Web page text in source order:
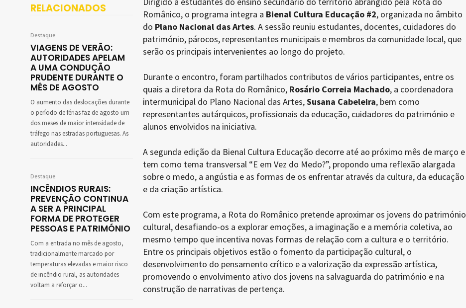
RELACIONADOS
Destaque
VIAGENS DE VERÃO:
AUTORIDADES APELAM
A UMA CONDUÇÃO
PRUDENTE DURANTE O
MÊS DE AGOSTO
O aumento das deslocações durante
o período de férias faz de agosto um
dos meses de maior intensidade de
tráfego nas estradas portuguesas. As
autoridades...
Destaque
INCÊNDIOS RURAIS:
PREVENÇÃO CONTINUA
A SER A PRINCIPAL
FORMA DE PROTEGER
PESSOAS E PATRIMÓNIO
Com a entrada no mês de agosto,
tradicionalmente marcado por
temperaturas elevadas e maior risco
de incêndio rural, as autoridades
voltam a reforçar o...
Românico, o programa integra a Bienal Cultura Educação #2, organizada no âmbito
do Plano Nacional das Artes. A sessão reuniu estudantes, docentes, cuidadores do
património, párocos, representantes municipais e membros da comunidade local, que
serão os principais intervenientes ao longo do projeto.
Durante o encontro, foram partilhados contributos de vários participantes, entre os
quais a diretora da Rota do Românico, Rosário Correia Machado, a coordenadora
intermunicipal do Plano Nacional das Artes,Susana Cabeleira, bem como
representantes autárquicos, profissionais da educação, cuidadores do património e
alunos envolvidos na iniciativa.
A segunda edição da Bienal Cultura Educação decorre até ao próximo mês de março e
tem como tema transversal “E em Vez do Medo?”, propondo uma reflexão alargada
sobre o medo, a angústia e as formas de os enfrentar através da cultura, da educação
e da criação artística.
Com este programa, a Rota do Românico pretende aproximar os jovens do património
cultural, desafiando-os a explorar emoções, a imaginação e a memória coletiva, ao
mesmo tempo que incentiva novas formas de relação com a cultura e o território.
Entre os principais objetivos estão o fomento da participação cultural, o
desenvolvimento do pensamento crítico e a valorização da expressão artística,
promovendo o envolvimento ativo dos jovens na salvaguarda do património e na
construção de narrativas de pertença.